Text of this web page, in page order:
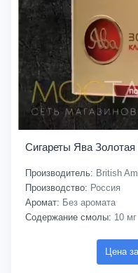
Сигареты Ява Золотая
Производитель: British
Производство: Россия
Аромат: Без аромата
Содержание смолы: 10 мг
Цена